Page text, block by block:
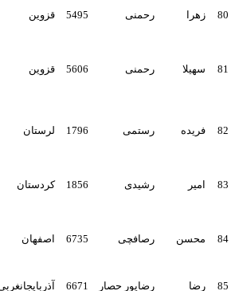
رحمنی 5495 قزوین تاکستان
رحمنی 5606 قزوین تاکستان
رستمی 1796 لرستان الیگودرز
رشیدی 1856 کردستان سنندج
رصافچی 6735 اصفهان اصفهان
رضاپور حصار 6671 آذربایجانغربی ارومیه